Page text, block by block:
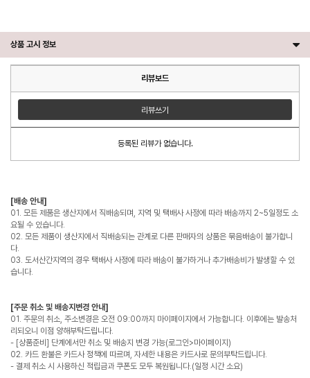
상품 고시 정보
리뷰보드
리뷰쓰기
등록된 리뷰가 없습니다.
[배송 안내]
01. 모든 제품은 생산지에서 직배송되며, 지역 및 택배사 사정에 따라 배송까지 2~5일정도 소
요될 수 있습니다.
02. 모든 제품이 생산지에서 직배송되는 관계로 다른 판매자의 상품은 묶음배송이 불가합니
다.
03. 도서산간지역의 경우 택배사 사정에 따라 배송이 불가하거나 추가배송비가 발생할 수 있
습니다.
[주문 취소 및 배송지변경 안내]
01. 주문의 취소, 주소변경은 오전 09:00까지 마이페이지에서 가능합니다. 이후에는 발송처
리되오니 이점 양해부탁드립니다.
- [상품준비] 단계에서만 취소 및 배송지 변경 가능(로그인>마이페이지)
02. 카드 환불은 카드사 정책에 따르며, 자세한 내용은 카드사로 문의부탁드립니다.
- 결제 취소 시 사용하신 적립금과 쿠폰도 모두 복원됩니다.(일정 시간 소요)